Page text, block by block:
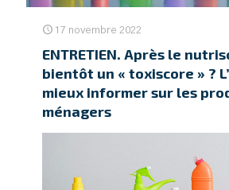
17 novembre 2022
ENTRETIEN. Après le
bientôt un « toxiscore » ?
mieux informer sur les
ménagers